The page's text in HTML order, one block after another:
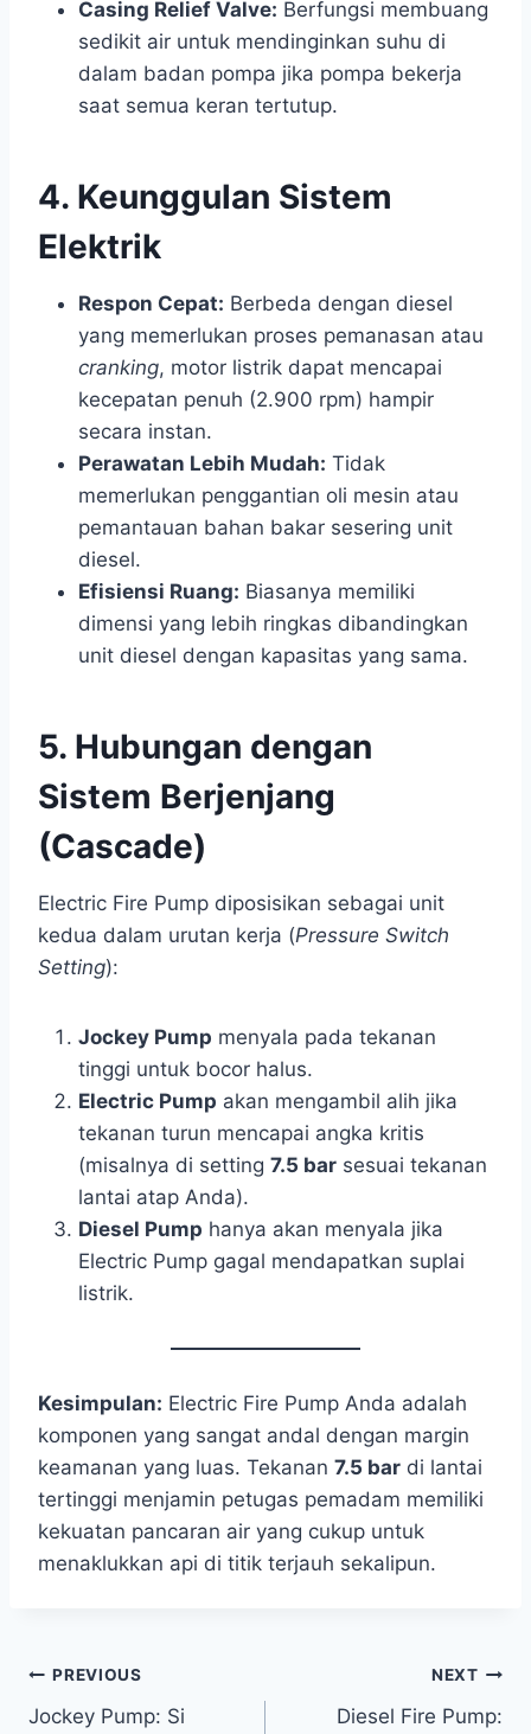
Casing Relief Valve: Berfungsi membuang
sedikit air untuk mendinginkan suhu di
dalam badan pompa jika pompa bekerja
saat semua keran tertutup.
4. Keunggulan Sistem
Elektrik
Respon Cepat: Berbeda dengan diesel
yang memerlukan proses pemanasan atau
cranking, motor listrik dapat mencapai
kecepatan penuh (2.900 rpm) hampir
secara instan.
Perawatan Lebih Mudah: Tidak
memerlukan penggantian oli mesin atau
pemantauan bahan bakar sesering unit
diesel.
Efisiensi Ruang: Biasanya memiliki
dimensi yang lebih ringkas dibandingkan
unit diesel dengan kapasitas yang sama.
5. Hubungan dengan
Sistem Berjenjang
(Cascade)
Electric Fire Pump diposisikan sebagai unit
kedua dalam urutan kerja (Pressure Switch
Setting):
Jockey Pump menyala pada tekanan
tinggi untuk bocor halus.
Electric Pump akan mengambil alih jika
tekanan turun mencapai angka kritis
(misalnya di setting 7.5 bar sesuai tekanan
lantai atap Anda).
Diesel Pump hanya akan menyala jika
Electric Pump gagal mendapatkan suplai
listrik.
Kesimpulan: Electric Fire Pump Anda adalah
komponen yang sangat andal dengan margin
keamanan yang luas. Tekanan 7.5 bar di lantai
tertinggi menjamin petugas pemadam memiliki
kekuatan pancaran air yang cukup untuk
menaklukkan api di titik terjauh sekalipun.
PREVIOUS
Jockey Pump: Si
NEXT
Diesel Fire Pump: